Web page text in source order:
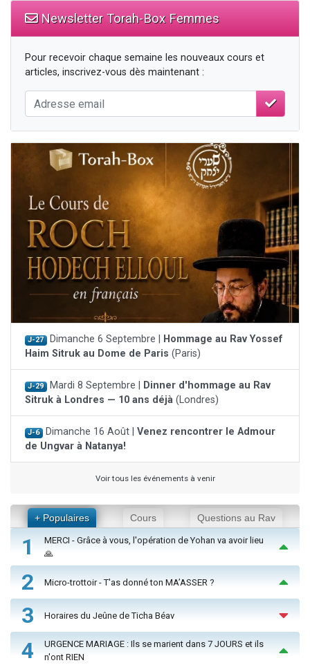
Newsletter Torah-Box Femmes
Pour recevoir chaque semaine les nouveaux cours et
articles, inscrivez-vous dès maintenant :
J-27 Dimanche 6 Septembre |
Hommage au Rav Yossef
Haim Sitruk au Dome de Paris (Paris)
J-29 Mardi 8 Septembre |
Dinner d'hommage au Rav
Sitruk à Londres — 10 ans déjà (Londres)
J-6 Dimanche 16 Août | Venez rencontrer le Admour
de Ungvar à Natanya!
Voir tous les événements à venir
+ Populaires Cours Questions au Rav
1
MERCI - Grâce à vous, l'opération de Yohan va avoir lieu
🙏
2 Micro-trottoir - T'as donné ton MA’ASSER ?
3 Horaires du Jeûne de Ticha Béav
4
URGENCE MARIAGE : Ils se marient dans 7 JOURS et ils
n'ont RIEN